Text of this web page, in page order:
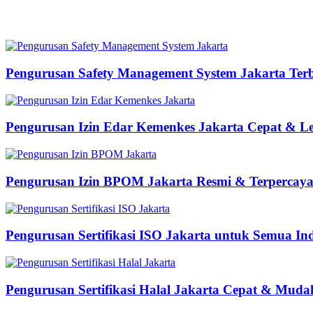
Pengurusan Safety Management System Jakarta
Pengurusan Izin Edar Kemenkes Jakarta Cepat &
Pengurusan Izin BPOM Jakarta Resmi & Terpercaya
Pengurusan Sertifikasi ISO Jakarta untuk Semua
Pengurusan Sertifikasi Halal Jakarta Cepat &